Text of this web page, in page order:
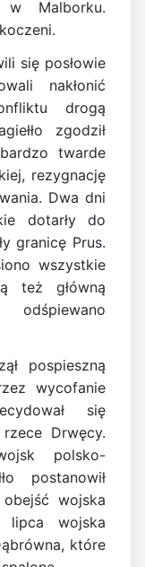
Malborku.
się posłowie
nakłonić
drogą
zgodził
twarde
rezygnację
Dwa dni
dotarły do
granicę Prus.
wszystkie
też główną
pospieszną
wycofanie
się
Drwęcy.
polsko-
postanowił
wojska
lipca wojska
które